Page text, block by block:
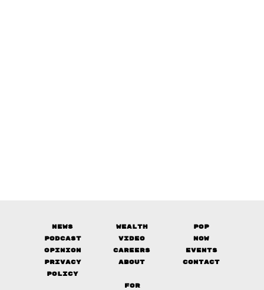
News Wealth
Pop
Podcast
Video
Now
Opinion
Careers
Events
Privacy
Policy
About Contact
FOR